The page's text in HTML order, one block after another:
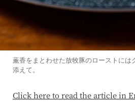
薫香をまとわせた放牧豚のローストには
添えて。
Click here to read the article in